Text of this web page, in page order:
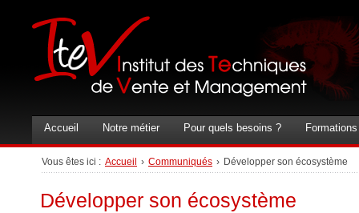
Accueil Notre métier Pour quels besoins ? Formations
Vous êtes ici : Accueil › Communiqués › Développer son écosystème
Développer son écosystème